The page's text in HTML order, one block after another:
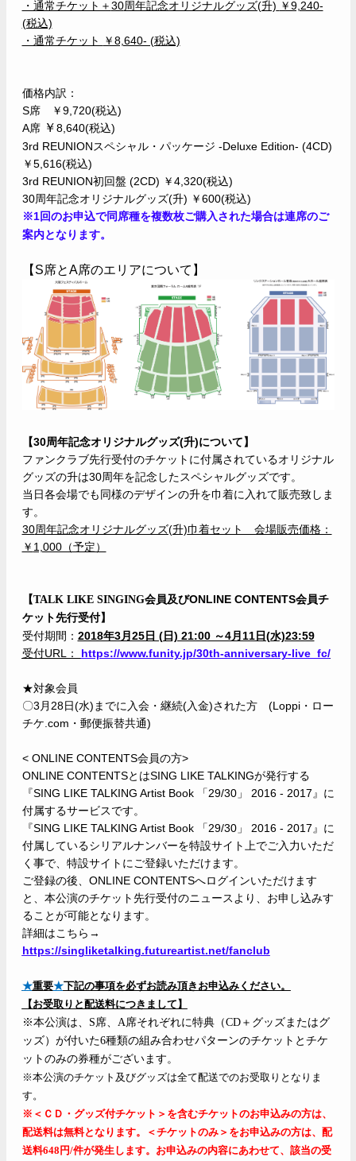
・通常チケット＋30周年記念オリジナルグッズ(升) ￥9,240-
(税込)
・通常チケット
￥8,640- (税込)
価格内訳：
S席 ￥9,720(税込)
A席 ￥8,640(税込)
3rd REUNIONスペシャル・パッケージ -Deluxe Edition- (4CD)
￥5,616(税込)
3rd REUNION初回盤 (2CD) ￥4,320(税込)
30周年記念オリジナルグッズ(升) ￥600(税込)
※1回のお申込で同席種を複数枚ご購入された場合は連席のご
案内となります。
【S席とA席のエリアについて】
【30周年記念オリジナルグッズ(升)について】
ファンクラブ先行受付のチケットに付属されているオリジナル
グッズの升は30周年を記念したスペシャルグッズです。
当日各会場でも同様のデザインの升を巾着に入れて販売致しま
す。
30周年記念オリジナルグッズ(升)巾着セット 会場販売価格：
￥ 1,000（予定）
【TALK LIKE SINGING会員及びONLINE CONTENTS会員チ
ケット先行受付】
受付期間： 2018年3月25日 (日) 21:00 ～4月11日(水)23:59
受付URL：
https://www.funity.jp/30th-anniversary-live_fc/
★対象会員
〇3月 28日(水) までに入会・継続(入金)された方 (Loppi・ロー
チケ .com ・郵便振替共通)
< ONLINE CONTENTS会員の方>
ONLINE CONTENTSとはSING LIKE TALKINGが発行する
『SING LIKE TALKING Artist Book 「29/30」 2016 - 2017』に
付属するサービスです。
『SING LIKE TALKING Artist Book 「29/30」 2016 - 2017』に
付属しているシリアルナンバーを特設サイト上でご入力いただ
く事で、特設サイトにご登録いただけます。
ご登録の後、ONLINE CONTENTSへログインいただけます
と、本公演のチケット先行受付のニュースより、お申し込みす
ることが可能となります。
詳細はこちら →
https://singliketalking.futureartist.net/fanclub
★重要★下記の事項を必ずお読み頂きお申込みください。
【お受取りと配送料につきまして】
※本公演は、S席、 A 席それぞれに特典（CD＋グッズまたはグ
ッズ）が付いた6種類の組み合わせパターンのチケットとチケ
ットのみの券種がございます。
※本公演のチケット及びグッズは全て配送でのお受取りとなりま
す。
※＜ＣＤ・グッズ付チケット＞を含むチケットのお申込みの方は、
配送料は無料となります。＜チケットのみ＞をお申込みの方は、配
送料648円/件が発生します。お申込みの内容にあわせて、該当の受